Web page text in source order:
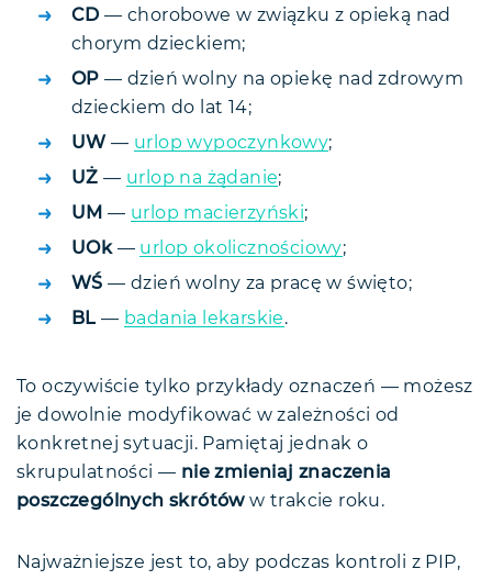
CD — chorobowe w związku z opieką nad
chorym dzieckiem;
OP — dzień wolny na opiekę nad zdrowym
dzieckiem do lat 14;
UW — urlop wypoczynkowy;
UŻ — urlop na żądanie;
UM — urlop macierzyński;
UOk— urlop okolicznościowy;
WŚ — dzień wolny za pracę w święto;
BL — badania lekarskie.
To oczywiście tylko przykłady oznaczeń — możesz
je dowolnie modyfikować w zależności od
konkretnej sytuacji. Pamiętaj jednak o
skrupulatności — nie zmieniaj znaczenia
poszczególnych skrótóww trakcie roku.
Najważniejsze jest to, aby podczas kontroli z PIP,